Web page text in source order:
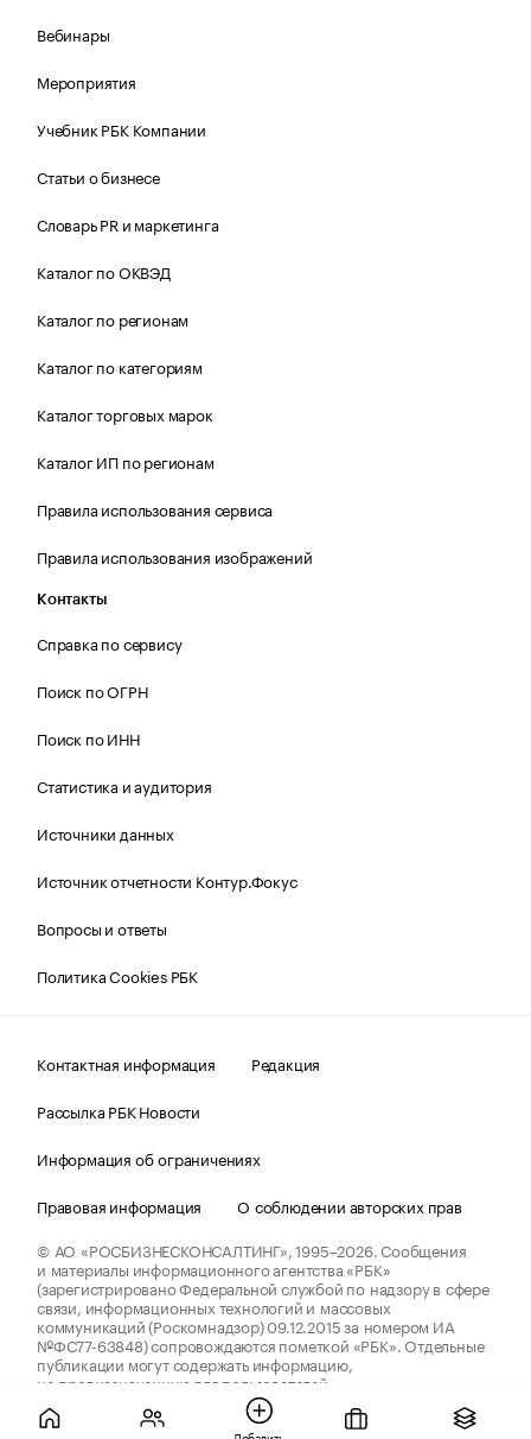
Вебинары
Мероприятия
Учебник РБК Компании
Статьи о бизнесе
Словарь PR и маркетинга
Каталог по ОКВЭД
Каталог по регионам
Каталог по категориям
Каталог торговых марок
Каталог ИП по регионам
Правила использования сервиса
Правила использования изображений
Контакты
Справка по сервису
Поиск по ОГРН
Поиск по ИНН
Статистика и аудитория
Источники данных
Источник отчетности Контур.Фокус
Вопросы и ответы
Политика Cookies РБК
Контактная информация
Редакция
Рассылка РБК Новости
Информация об ограничениях
Правовая информация
О соблюдении авторских прав
© АО «РОСБИЗНЕСКОНСАЛТИНГ»,1995–2026.Сообщения
и материалы информационного агентства «РБК»
(зарегистрировано Федеральной службой по надзору в сфере
связи, информационных технологий и массовых
коммуникаций (Роскомнадзор) 09.12.2015 за номером ИА
№ФС77-63848) сопровождаются пометкой «РБК». Отдельные
публикации могут содержать информацию,
не предназначенную для пользователей
до 18 лет.
companycardsfeedback@rbc.ru